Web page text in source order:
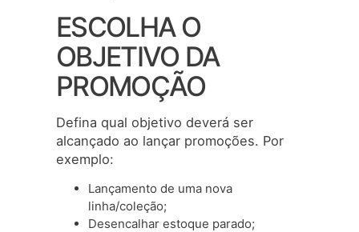
ESCOLHA O
OBJETIVO DA
PROMOÇÃO
Defina qual objetivo deverá ser
alcançado ao lançar promoções. Por
exemplo:
Lançamento de uma nova
linha/coleção;
Desencalhar estoque parado;